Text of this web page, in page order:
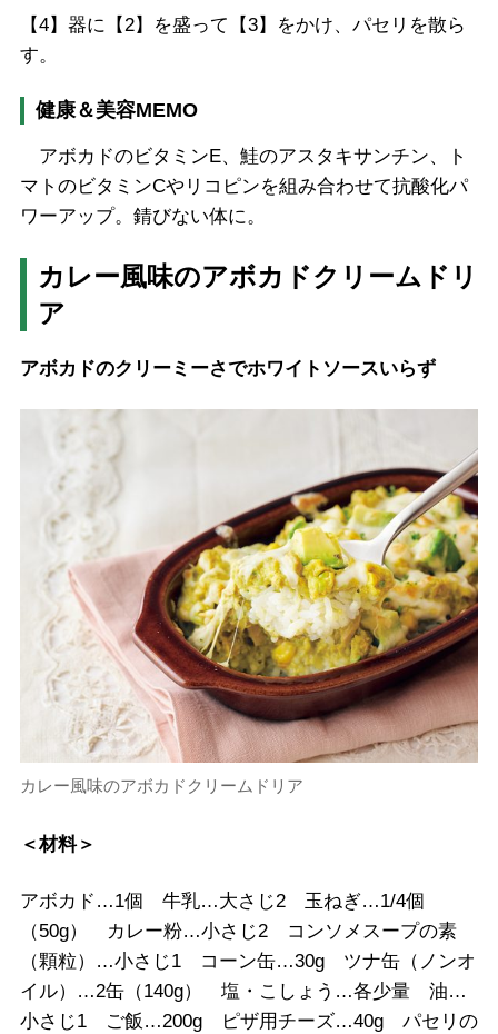
【4】器に【2】を盛って【3】をかけ、パセリを散ら
す。
健康＆美容MEMO
アボカドのビタミンE、鮭のアスタキサンチン、ト
マトのビタミンCやリコピンを組み合わせて抗酸化パ
ワーアップ。錆びない体に。
カレー風味のアボカドクリームドリ
ア
アボカドのクリーミーさでホワイトソースいらず
カレー風味のアボカドクリームドリア
＜材料＞
アボカド…1個 牛乳…大さじ2 玉ねぎ…1/4個
（50g） カレー粉…小さじ2 コンソメスープの素
（顆粒）…小さじ1 コーン缶…30g ツナ缶（ノンオ
イル）…2缶（140g） 塩・こしょう…各少量 油…
小さじ1 ご飯…200g ピザ用チーズ…40g パセリの